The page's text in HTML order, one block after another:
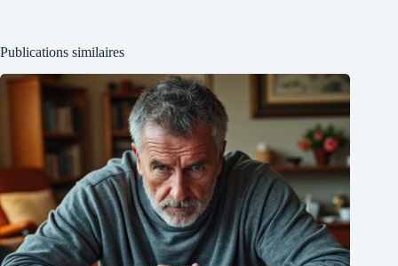
Publications similaires